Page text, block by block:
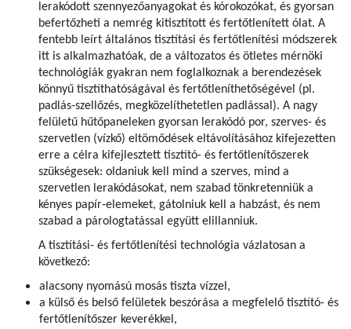
lerakódott szennyezőanyagokat és kórokozókat, és gyorsan
befertőzheti a nemrég kitisztított és fertőtlenített ólat. A
fentebb leírt általános tisztítási és fertőtlenítési módszerek
itt is alkalmazhatóak, de a változatos és ötletes mérnöki
technológiák gyakran nem foglalkoznak a berendezések
könnyű tisztíthatóságával és fertőtleníthetőségével (pl.
padlás-szellőzés, megközelíthetetlen padlással). A nagy
felületű hűtőpaneleken gyorsan lerakódó por, szerves- és
szervetlen (vízkő) eltömődések eltávolításához kifejezetten
erre a célra kifejlesztett tisztító- és fertőtlenítőszerek
szükségesek: oldaniuk kell mind a szerves, mind a
szervetlen lerakódásokat, nem szabad tönkretenniük a
kényes papír-elemeket, gátolniuk kell a habzást, és nem
szabad a párologtatással együtt elillanniuk.
A tisztítási- és fertőtlenítési technológia vázlatosan a
következő:
alacsony nyomású mosás tiszta vízzel,
a külső és belső felületek beszórása a megfelelő tisztító- és
fertőtlenítőszer keverékkel,